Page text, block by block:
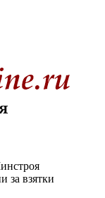
за взятки